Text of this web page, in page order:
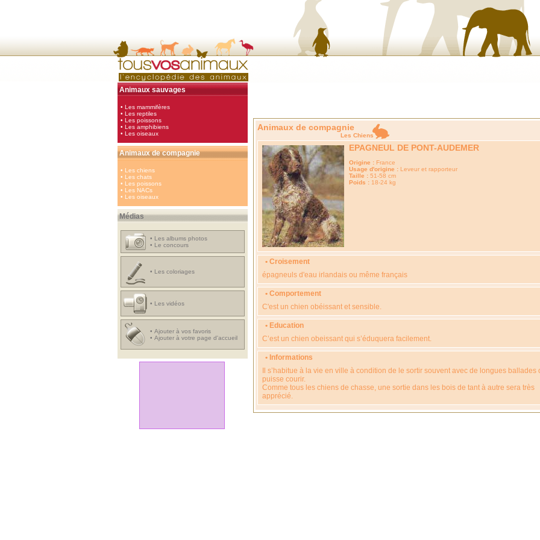
Animaux sauvages
• Les mammifères
• Les reptiles
• Les poissons
• Les amphibiens
• Les oiseaux
Animaux de compagnie
• Les chiens
• Les chats
• Les poissons
• Les NACs
• Les oiseaux
Médias
• Les albums photos
• Le concours
• Les coloriages
• Les vidéos
• Ajouter à vos favoris
• Ajouter à votre page d'accueil
Animaux de compagnie
Les Chiens
EPAGNEUL DE PONT-AUDEMER
Origine : France
Usage d'origine : Leveur et rapporteur
Taille : 51-58 cm
Poids : 18-24 kg
• Croisement
épagneuls d'eau irlandais ou même français
• Comportement
C'est un chien obéissant et sensible.
• Education
C’est un chien obeissant qui s’éduquera facilement.
• Informations
Il s’habitue à la vie en ville à condition de le sortir souvent avec de longues ballades
puisse courir.
Comme tous les chiens de chasse, une sortie dans les bois de tant à autre sera très
apprécié.